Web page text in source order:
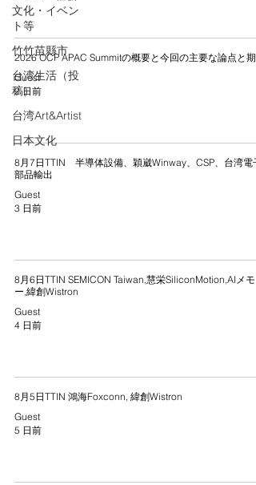
文化・イベン
ト等
竹竹苗縣市
台湾生活（投
稿）
台湾Art&Artist
日本文化
2026 OCP APAC Summitの概要と今回の主要な論点と期
Guest
2 日前
8月7日TTIN 半導体設備、穎崴Winway、CSP、台湾電子
部品輸出
Guest
3 日前
8月6日TTIN SEMICON Taiwan,慧栄SiliconMotion,AIメモ
ー,緯創Wistron
Guest
4 日前
8月5日TTIN 鴻海Foxconn, 緯創Wistron
Guest
5 日前